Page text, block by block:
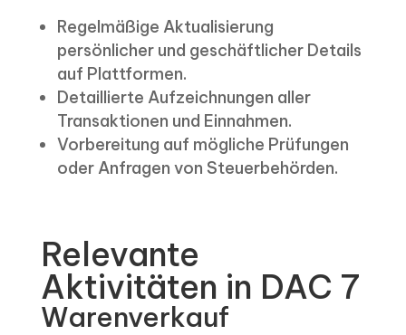
Regelmäßige Aktualisierung
persönlicher und geschäftlicher Details
auf Plattformen.
Detaillierte Aufzeichnungen aller
Transaktionen und Einnahmen.
Vorbereitung auf mögliche Prüfungen
oder Anfragen von Steuerbehörden.
Relevante
Aktivitäten in DAC 7
Warenverkauf